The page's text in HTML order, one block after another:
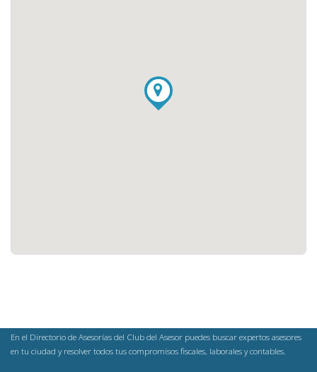
En el Directorio de Asesorías del Club del Asesor puedes buscar expertos asesores
en tu ciudad y resolver todos tus compromisos fiscales, laborales y contables.